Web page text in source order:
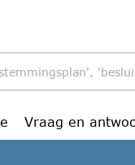
Vraag en